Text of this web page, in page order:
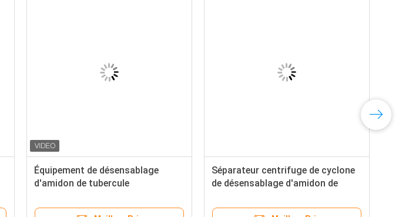
Équipement de désensablage
d'amidon de tubercule
purification de la boue d'amidon
Séparateur centrifuge de cyclone
de désensablage d'amidon de
de sable pour une ligne d'amidon